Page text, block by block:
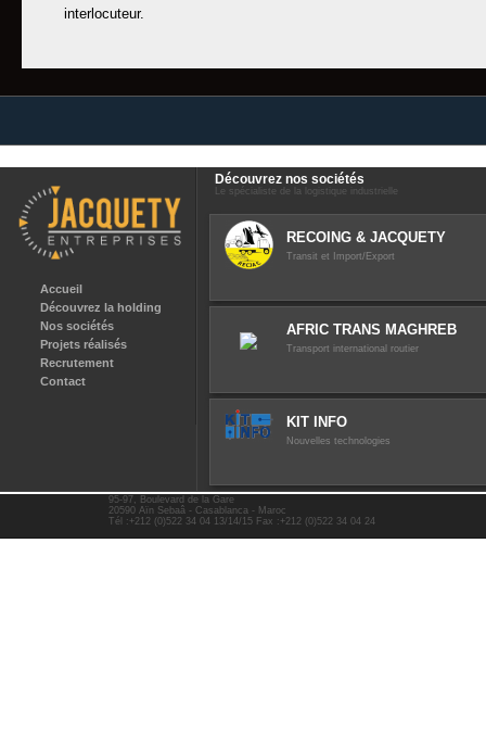
interlocuteur.
Accueil
Découvrez la holding
Nos sociétés
Projets réalisés
Recrutement
Contact
Découvrez nos sociétés
Le spécialiste de la logistique industrielle
RECOING & JACQUETY
Transit et Import/Export
AFRIC TRANS MAGHREB
Transport international routier
KIT INFO
Nouvelles technologies
95-97, Boulevard de la Gare
20590 Aïn Sebaâ - Casablanca - Maroc
Tél :+212 (0)522 34 04 13/14/15 Fax :+212 (0)522 34 04 24